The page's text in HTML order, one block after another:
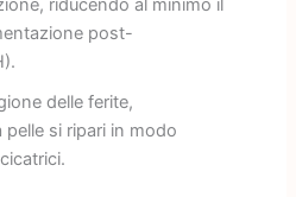
riducendo al minimo il
post-
delle ferite,
si ripari in modo